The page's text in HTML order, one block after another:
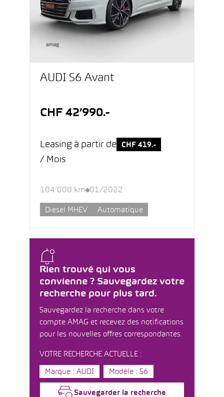
Rien trouvé qui vous
convienne ? Sauvegardez votre
recherche pour plus tard.
Sauvegardez la recherche dans votre
compte AMAG et recevez des notifications
pour les nouvelles offres correspondantes.
VOTRE RECHERCHE ACTUELLE :
Marque : AUDI Modèle : S6
Sauvegarder la recherche
AUDI S6 Avant
CHF 42’990.-
Leasing à partir de CHF 419.-
/ Mois
104’000 km 01/2022
Diesel MHEV Automatique